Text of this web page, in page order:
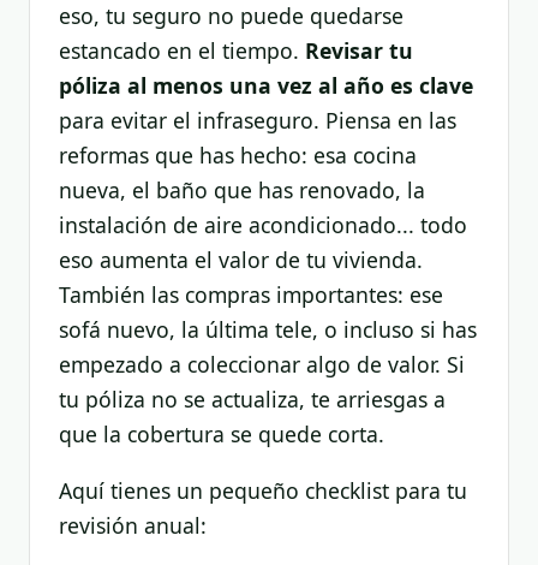
eso, tu seguro no puede quedarse
estancado en el tiempo. Revisar tu
póliza al menos una vez al año es clave
para evitar el infraseguro. Piensa en las
reformas que has hecho: esa cocina
nueva, el baño que has renovado, la
instalación de aire acondicionado... todo
eso aumenta el valor de tu vivienda.
También las compras importantes: ese
sofá nuevo, la última tele, o incluso si has
empezado a coleccionar algo de valor. Si
tu póliza no se actualiza, te arriesgas a
que la cobertura se quede corta.
Aquí tienes un pequeño checklist para tu
revisión anual: